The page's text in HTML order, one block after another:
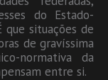
do Estado-
que situações de
de gravíssima
normativa da
entre si.